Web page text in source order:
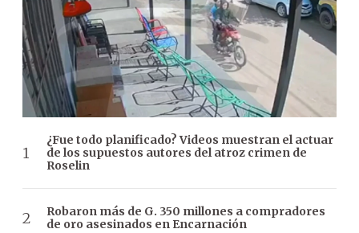
¿Fue todo planificado? Videos muestran el actuar
de los supuestos autores del atroz crimen de
Roselin
Robaron más de G. 350 millones a compradores
de oro asesinados en Encarnación